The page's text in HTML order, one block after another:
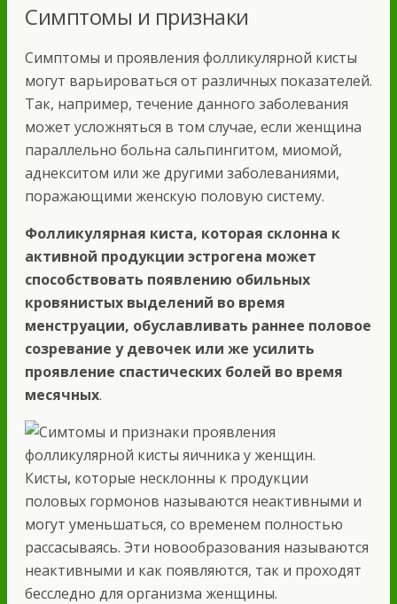
Симптомы и признаки
Симптомы и проявления фолликулярной кисты
могут варьироваться от различных показателей.
Так, например, течение данного заболевания
может усложняться в том случае, если женщина
параллельно больна сальпингитом, миомой,
аднекситом или же другими заболеваниями,
поражающими женскую половую систему.
Фолликулярная киста, которая склонна к
активной продукции эстрогена может
способствовать появлению обильных
кровянистых выделений во время
менструации, обуславливать раннее половое
созревание у девочек или же усилить
проявление спастических болей во время
месячных.
Кисты, которые несклонны к продукции
половых гормонов называются неактивными и
могут уменьшаться, со временем полностью
рассасываясь. Эти новообразования называются
неактивными и как появляются, так и проходят
бесследно для организма женщины.